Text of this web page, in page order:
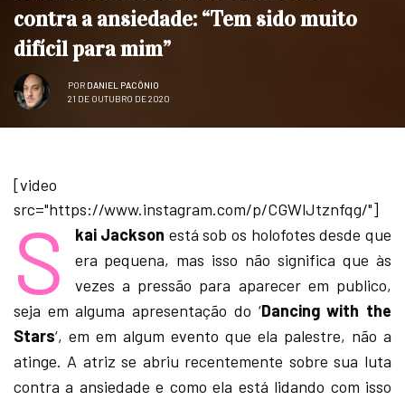
contra a ansiedade: “Tem sido muito
difícil para mim”
POR DANIEL PACÔNIO
21 DE OUTUBRO DE 2020
[video
src="https://www.instagram.com/p/CGWlJtznfqg/"]
S kai Jackson está sob os holofotes desde que
era pequena, mas isso não significa que às
vezes a pressão para aparecer em publico,
seja em alguma apresentação do ‘Dancing with the
Stars‘, em em algum evento que ela palestre, não a
atinge. A atriz se abriu recentemente sobre sua luta
contra a ansiedade e como ela está lidando com isso